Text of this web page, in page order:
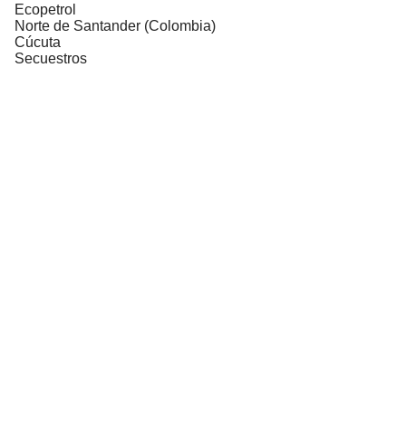
Ecopetrol
Norte de Santander (Colombia)
Cúcuta
Secuestros